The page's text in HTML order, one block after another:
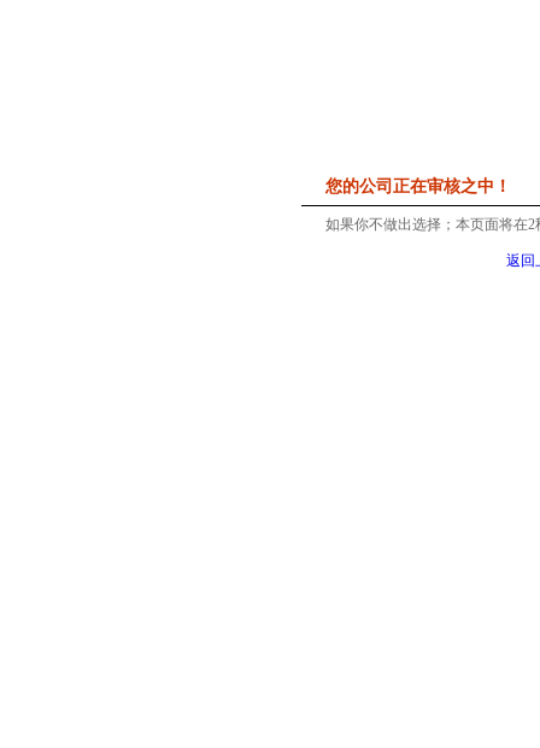
您的公司正在审核之中！
如果你不做出选择；本页面将在2
返回